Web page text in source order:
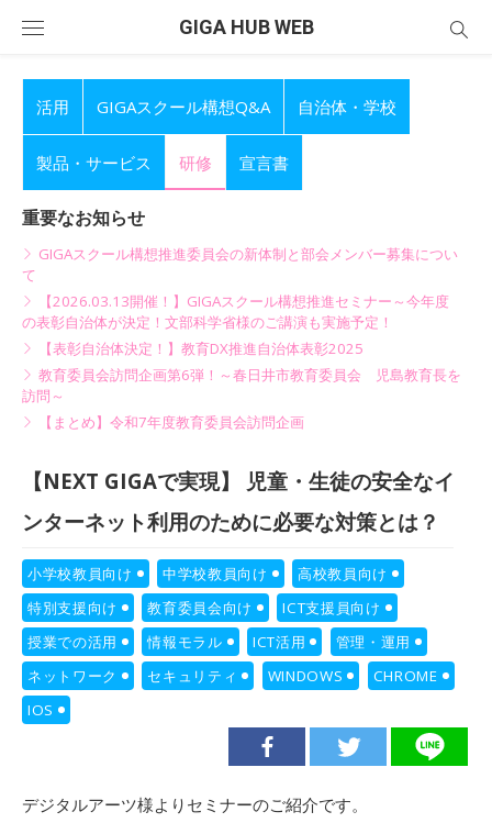
GIGA HUB WEB
活用 GIGAスクール構想Q&A 自治体・学校
製品・サービス 研修 宣言書
重要なお知らせ
GIGAスクール構想推進委員会の新体制と部会メンバー募集につい
て
【2026.03.13開催！】GIGAスクール構想推進セミナー～今年度
の表彰自治体が決定！文部科学省様のご講演も実施予定！
【表彰自治体決定！】教育DX推進自治体表彰2025
教育委員会訪問企画第6弾！～春日井市教育委員会 児島教育長を
訪問～
【まとめ】令和7年度教育委員会訪問企画
【NEXT GIGAで実現】 児童・生徒の安全なイ
ンターネット利用のために必要な対策とは？
小学校教員向け 中学校教員向け
高校教員向け
特別支援向け
教育委員会向け
ICT支援員向け
授業での活用
情報モラル ICT活用
管理・運用
ネットワーク
セキュリティ WINDOWS
CHROME
IOS
デジタルアーツ様よりセミナーのご紹介です。